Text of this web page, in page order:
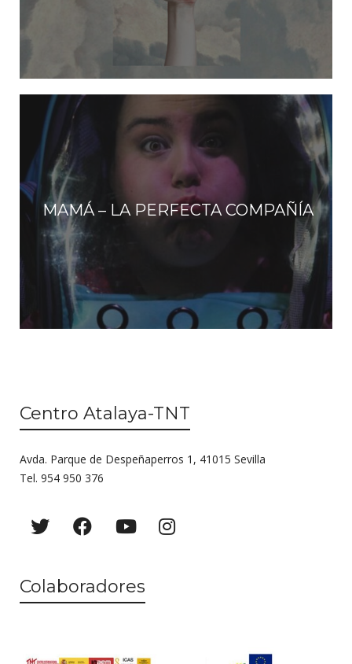
MAMÁ – LA PERFECTA COMPAÑÍA
Centro Atalaya-TNT
Avda. Parque de Despeñaperros 1, 41015 Sevilla
Tel. 954 950 376
Colaboradores